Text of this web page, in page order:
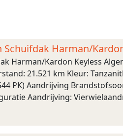
Harman/
Harman/Kardon Keyless
21.521 km Kleur:
PK) Aandrijving
Aandrijving: